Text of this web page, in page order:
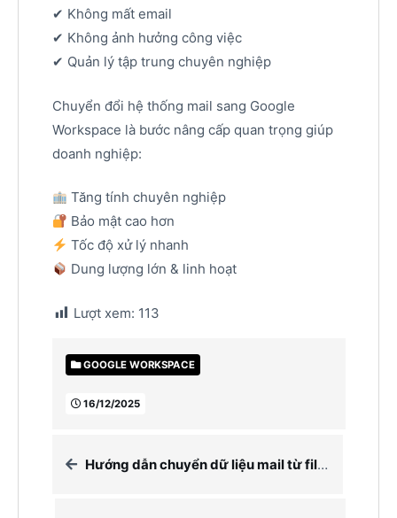
✔ Không mất email
✔ Không ảnh hưởng công việc
✔ Quản lý tập trung chuyên nghiệp
Chuyển đổi hệ thống mail sang Google
Workspace là bước nâng cấp quan trọng giúp
doanh nghiệp:
Tăng tính chuyên nghiệp
Bảo mật cao hơn
Tốc độ xử lý nhanh
Dung lượng lớn & linh hoạt
Lượt xem: 113
GOOGLE WORKSPACE
16/12/2025
Hướng dẫn chuyển dữ liệu mail từ file backup outlook qua Google Wokspace